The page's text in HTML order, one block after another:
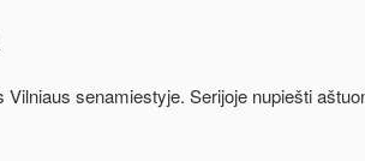
senamiestyje. Serijoje nupiešti